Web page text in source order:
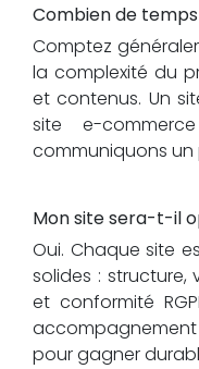
Combien de
Comptez
la complexité du
et contenus. Un
site e-
communiquons un
Mon site sera-t-il
Oui. Chaque site
solides : structure,
et conformité
pour gagner